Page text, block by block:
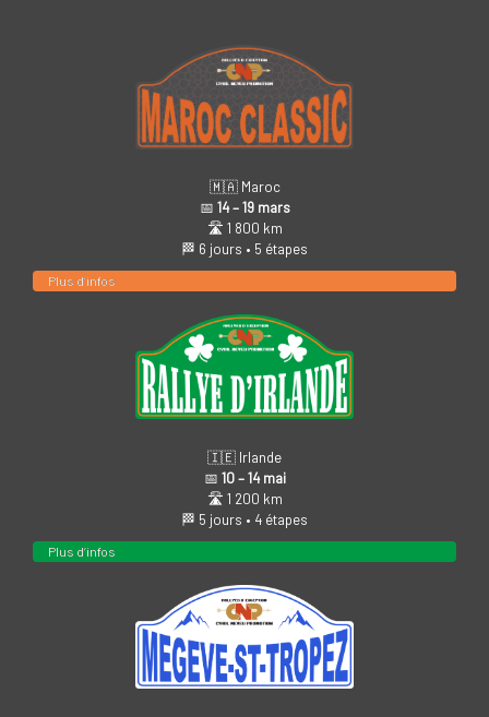
🇲🇦 Maroc
📅 14 – 19 mars
🛣️ 1 800 km
🏁 6 jours • 5 étapes
Plus d’infos
🇮🇪 Irlande
📅 10 – 14 mai
🛣️ 1 200 km
🏁 5 jours • 4 étapes
Plus d’infos